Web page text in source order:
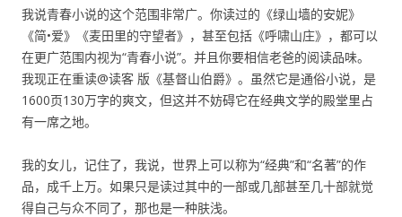
我说青春小说的这个范围非常广。你读过的《绿山墙的安妮》
《简•爱》《麦田里的守望者》，甚至包括《呼啸山庄》，都可以
在更广范围内视为“青春小说”。并且你要相信老爸的阅读品味。
我现正在重读@读客 版《基督山伯爵》。虽然它是通俗小说，是
1600页130万字的爽文，但这并不妨碍它在经典文学的殿堂里占
有一席之地。
我的女儿，记住了，我说，世界上可以称为“经典”和“名著”的作
品，成千上万。如果只是读过其中的一部或几部甚至几十部就觉
得自己与众不同了，那也是一种肤浅。